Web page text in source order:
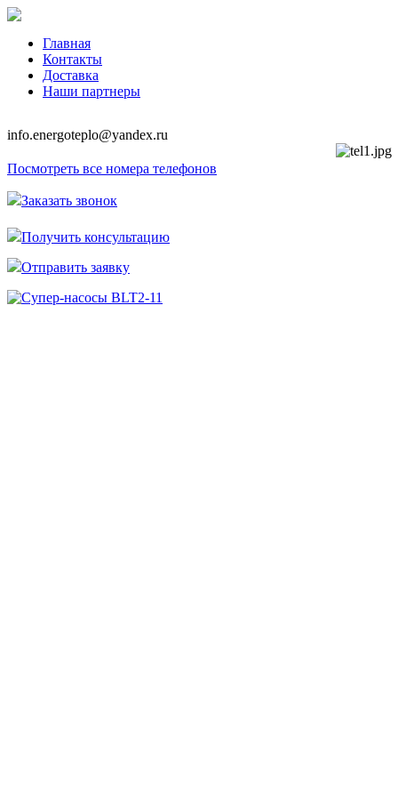
Главная
Контакты
Доставка
Наши партнеры
info.energoteplo@yandex.ru
Посмотреть все номера телефонов
Заказать звонок
Получить консультацию
Отправить заявку